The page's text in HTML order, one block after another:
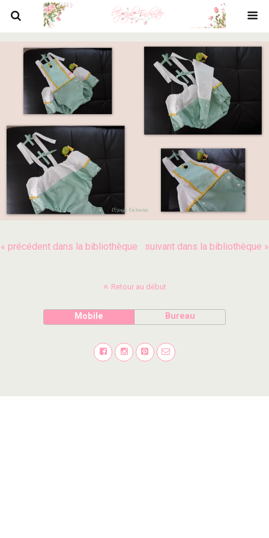
« précédent dans la bibliothèque suivant dans la bibliothèque »
Retour au début
Mobile Bureau